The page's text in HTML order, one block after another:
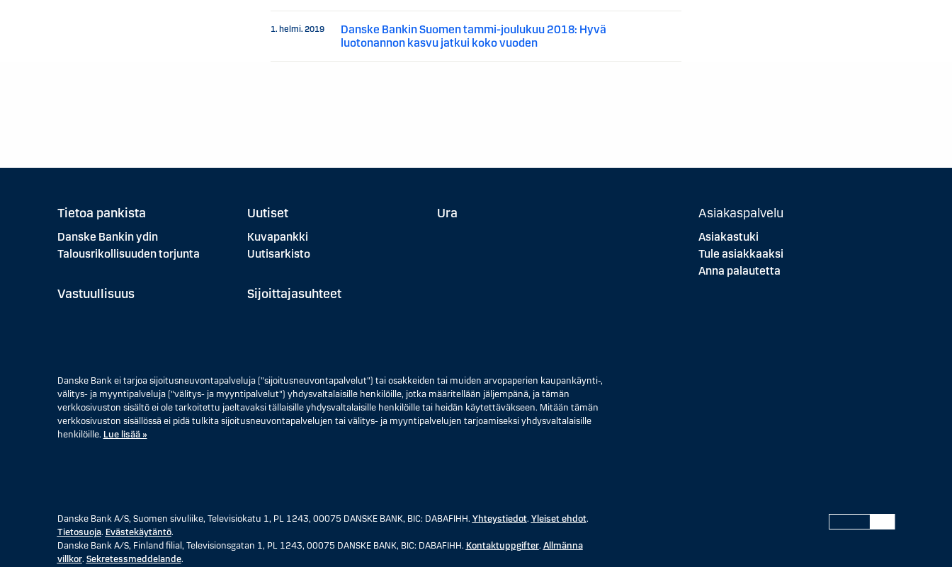
1. helmi. 2019
Danske Bankin Suomen tammi-joulukuu 2018: Hyvä
luotonannon kasvu jatkui koko vuoden
Tietoa pankista
Danske Bankin ydin
Talousrikollisuuden torjunta
Vastuullisuus
Uutiset
Kuvapankki
Uutisarkisto
Sijoittajasuhteet
Ura Asiakaspalvelu
Asiakastuki
Tule asiakkaaksi
Anna palautetta
Danske Bank ei tarjoa sijoitusneuvontapalveluja ("sijoitusneuvontapalvelut") tai osakkeiden tai muiden arvopaperien kaupankäynti-,
välitys- ja myyntipalveluja ("välitys- ja myyntipalvelut") yhdysvaltalaisille henkilöille, jotka määritellään jäljempänä, ja tämän
verkkosivuston sisältö ei ole tarkoitettu jaeltavaksi tällaisille yhdysvaltalaisille henkilöille tai heidän käytettäväkseen. Mitään tämän
verkkosivuston sisällössä ei pidä tulkita sijoitusneuvontapalvelujen tai välitys- ja myyntipalvelujen tarjoamiseksi yhdysvaltalaisille
henkilöille. Lue lisää »
Danske Bank A/S, Suomen sivuliike, Televisiokatu 1, PL 1243, 00075 DANSKE BANK, BIC: DABAFIHH. Yhteystiedot. Yleiset ehdot.
Tietosuoja. Evästekäytäntö.
Danske Bank A/S, Finland filial, Televisionsgatan 1, PL 1243, 00075 DANSKE BANK, BIC: DABAFIHH. Kontaktuppgifter. Allmänna
villkor. Sekretessmeddelande.